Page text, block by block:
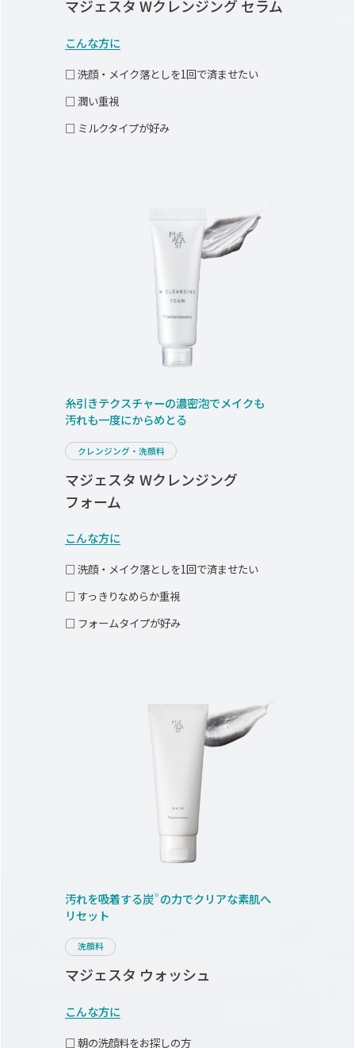
マジェスタ Wクレンジング セラム
こんな方に
□ 洗顔・メイク落としを1回で済ませたい
□ 潤い重視
□ ミルクタイプが好み
糸引きテクスチャーの濃密泡でメイクも
汚れも一度にからめとる
クレンジング・洗顔料
マジェスタ Wクレンジング
フォーム
こんな方に
□ 洗顔・メイク落としを1回で済ませたい
□ すっきりなめらか重視
□ フォームタイプが好み
汚れを吸着する炭※ の力でクリアな素肌へ
リセット
洗顔料
マジェスタ ウォッシュ
こんな方に
□ 朝の洗顔料をお探しの方